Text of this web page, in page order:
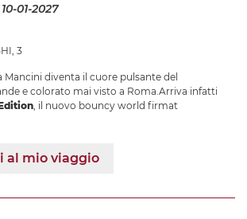
01-2027
3
Mancini diventa il cuore pulsante del
e colorato mai visto a Roma.Arriva infatti
, il nuovo bouncy world firmat
al mio viaggio